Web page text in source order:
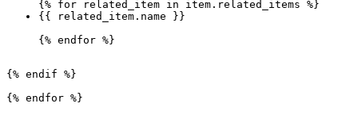
{{ related_item.name }}